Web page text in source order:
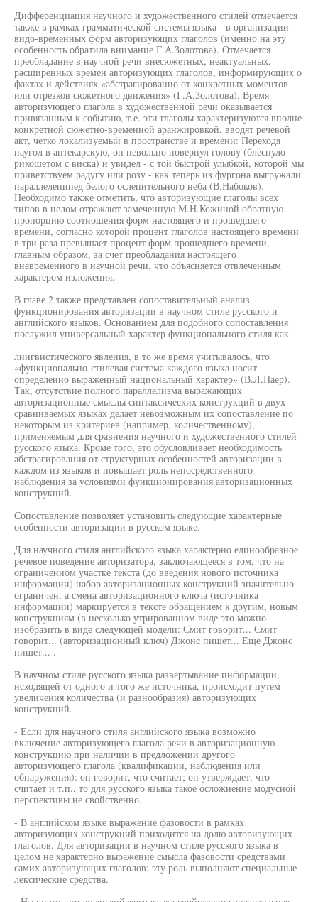
Дифференциация научного и художественного стилей отмечается
также в рамках грамматической системы языка - в организации
видо-временных форм авторизующих глаголов (именно на эту
особенность обратила внимание Г.А.Золотова). Отмечается
преобладание в научной речи внесюжетных, неактуальных,
расширенных времен авторизующих глаголов, информирующих о
фактах и действиях «абстрагированно от конкретных моментов
или отрезков сюжетного движения» (Г.А.Золотова). Время
авторизующего глагола в художественной речи оказывается
привязанным к событию, т.е. эти глаголы характеризуются вполне
конкретной сюжетно-временной аранжировкой, вводят речевой
акт, четко локализуемый в пространстве и времени: Переходя
наугол в аптекарскую, он невольно повернул голову (блеснуло
рикошетом с виска) и увидел - с той быстрой улыбкой, которой мы
приветствуем радугу или розу - как теперь из фургона выгружали
параллелепипед белого ослепительного неба (В.Набоков).
Необходимо также отметить, что авторизующие глаголы всех
типов в целом отражают замеченную М.Н.Кожиной обратную
пропорцию соотношения форм настоящего и прошедшего
времени, согласно которой процент глаголов настоящего времени
в три раза превышает процент форм прошедшего времени,
главным образом, за счет преобладания настоящего
вневременного в научной речи, что объясняется отвлеченным
характером изложения.
В главе 2 также представлен сопоставительный анализ
функционирования авторизации в научном стиле русского и
английского языков. Основанием для подобного сопоставления
послужил универсальный характер функционального стиля как
лингвистического явления, в то же время учитывалось, что
«функционально-стилевая система каждого языка носит
определенно выраженный национальный характер» (В.Л.Наер).
Так, отсутствие полного параллелизма выражающих
авторизационные смыслы синтаксических конструкций в двух
сравниваемых языках делает невозможным их сопоставление по
некоторым из критериев (например, количественному),
применяемым для сравнения научного и художественного стилей
русского языка. Кроме того, это обусловливает необходимость
абстрагирования от структурных особенностей авторизации в
каждом из языков и повышает роль непосредственного
наблюдения за условиями функционирования авторизационных
конструкций.
Сопоставление позволяет установить следующие характерные
особенности авторизации в русском языке.
Для научного стиля английского языка характерно единообразное
речевое поведение авторизатора, заключающееся в том, что на
ограниченном участке текста (до введения нового источника
информации) набор авторизационных конструкций значительно
ограничен, а смена авторизационного ключа (источника
информации) маркируется в тексте обращением к другим, новым
конструкциям (в несколько утрированном виде это можно
изобразить в виде следующей модели: Смит говорит... Смит
говорит... (авторизационный ключ) Джонс пишет... Еще Джонс
пишет... .
В научном стиле русского языка развертывание информации,
исходящей от одного и того же источника, происходит путем
увеличения количества (и разнообразия) авторизующих
конструкций.
- Если для научного стиля английского языка возможно
включение авторизующего глагола речи в авторизационную
конструкцию при наличии в предложении другого
авторизующего глагола (квалификации, наблюдения или
обнаружения): он говорит, что считает; он утверждает, что
считает и т.п., то для русского языка такое осложнение модусной
перспективы не свойственно.
- В английском языке выражение фазовости в рамках
авторизующих конструкций приходится на долю авторизующих
глаголов. Для авторизации в научном стиле русского языка в
целом не характерно выражение смысла фазовости средствами
самих авторизующих глаголов: эту роль выполняют специальные
лексические средства.